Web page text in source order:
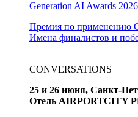
Generation AI Awards 2026
Премия по применению
Имена финалистов и
CONVERSATIONS
25 и 26 июня, Санкт-
Отель AIRPORTCITY